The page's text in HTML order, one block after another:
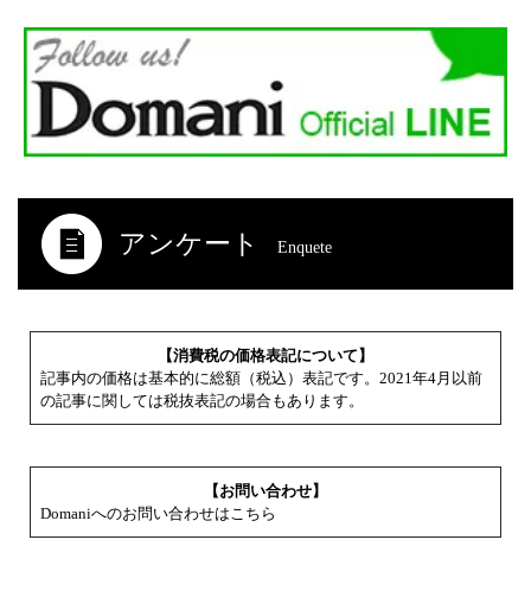
アンケート Enquete
【消費税の価格表記について】
記事内の価格は基本的に総額（税込）表記です。2021年4月以前
の記事に関しては税抜表記の場合もあります。
【お問い合わせ】
Domaniへのお問い合わせはこちら